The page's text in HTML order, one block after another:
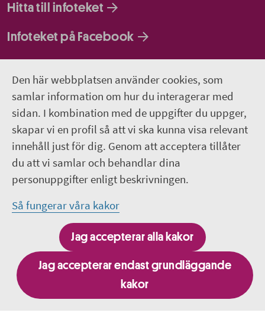
Den här webbplatsen använder cookies, som
samlar information om hur du interagerar med
sidan. I kombination med de uppgifter du uppger,
skapar vi en profil så att vi ska kunna visa relevant
innehåll just för dig. Genom att acceptera tillåter
du att vi samlar och behandlar dina
personuppgifter enligt beskrivningen.
Så fungerar våra kakor
Jag accepterar alla kakor
Jag accepterar endast grundläggande
kakor
Hitta till infoteket
Infoteket på Facebook
Infoteket Play - vår egen filmkanal
018-611 66 77
infoteket@regionuppsala.se
Genvägar
Till dig som har självmordstankar - 1177.se
Om webbplatsen